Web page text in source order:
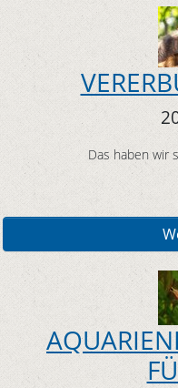
Das haben wir